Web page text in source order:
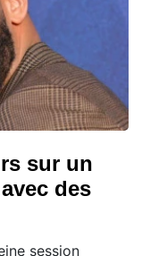
sur un
des
session